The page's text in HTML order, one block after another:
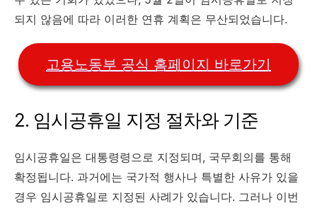
되지 않음에 따라 이러한 연휴 계획은 무산되었습니다.​
고용노동부 공식 홈페이지 바로가기
2. 임시공휴일 지정 절차와 기준
임시공휴일은 대통령령으로 지정되며, 국무회의를 통해
확정됩니다. 과거에는 국가적 행사나 특별한 사유가 있을
경우 임시공휴일로 지정된 사례가 있습니다. 그러나 이번